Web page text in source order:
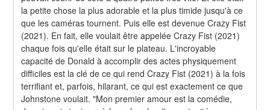
la petite chose la plus adorable et la plus timide jusqu'à ce
que les caméras tournent. Puis elle est devenue Crazy Fist
(2021). En fait, elle voulait être appelée Crazy Fist (2021)
chaque fois qu'elle était sur le plateau. L'incroyable
capacité de Donald à accomplir des actes physiquement
difficiles est la clé de ce qui rend Crazy Fist (2021) à la fois
terrifiant et, parfois, hilarant, ce qui est exactement ce que
Johnstone voulait. "Mon premier amour est la comédie,